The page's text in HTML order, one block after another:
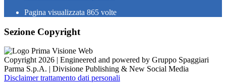
Pagina visualizzata 865 volte
Sezione Copyright
Copyright 2026 | Engineered and powered by Gruppo Spaggiari
Parma S.p.A. | Divisione Publishing & New Social Media
Disclaimer trattamento dati personali